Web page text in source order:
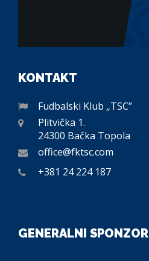
KONTAKT
Fudbalski Klub „TSC”
Plitvička 1.
24300 Bačka Topola
office@fktsc.com
+381 24 224 187
GENERALNI SPONZOR